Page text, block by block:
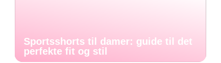
Sportsshorts til damer: guide til det
perfekte fit og stil